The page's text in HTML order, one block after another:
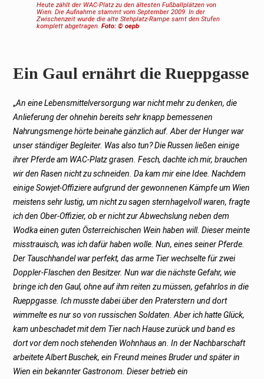
Heute zählt der WAC-Platz zu den ältesten Fußballplätzen von
Wien. Die Aufnahme stammt vom September 2009. In der
Zwischenzeit wurde die alte Stehplatz-Rampe samt den Stufen
komplett abgetragen. Foto: © oepb
Ein Gaul ernährt die Rueppgasse
„An eine Lebensmittelversorgung war nicht mehr zu denken, die
Anlieferung der ohnehin bereits sehr knapp bemessenen
Nahrungsmenge hörte beinahe gänzlich auf. Aber der Hunger war
unser ständiger Begleiter. Was also tun? Die Russen ließen einige
ihrer Pferde am WAC-Platz grasen. Fesch, dachte ich mir, brauchen
wir den Rasen nicht zu schneiden. Da kam mir eine Idee. Nachdem
einige Sowjet-Offiziere aufgrund der gewonnenen Kämpfe um Wien
meistens sehr lustig, um nicht zu sagen sternhagelvoll waren, fragte
ich den Ober-Offizier, ob er nicht zur Abwechslung neben dem
Wodka einen guten Österreichischen Wein haben will. Dieser meinte
misstrauisch, was ich dafür haben wolle. Nun, eines seiner Pferde.
Der Tauschhandel war perfekt, das arme Tier wechselte für zwei
Doppler-Flaschen den Besitzer. Nun war die nächste Gefahr, wie
bringe ich den Gaul, ohne auf ihm reiten zu müssen, gefahrlos in die
Rueppgasse. Ich musste dabei über den Praterstern und dort
wimmelte es nur so von russischen Soldaten. Aber ich hatte Glück,
kam unbeschadet mit dem Tier nach Hause zurück und band es
dort vor dem noch stehenden Wohnhaus an. In der Nachbarschaft
arbeitete Albert Buschek, ein Freund meines Bruder und später in
Wien ein bekannter Gastronom. Dieser betrieb ein